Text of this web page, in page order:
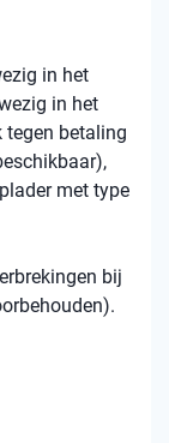
in het
in het
tegen betaling
met type
bij